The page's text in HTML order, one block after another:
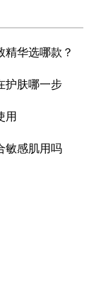
华选哪款？
护肤哪一步
用
敏感肌用吗